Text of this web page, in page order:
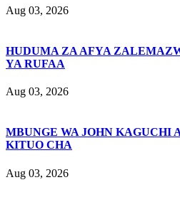
Aug 03, 2026
HUDUMA ZA AFYA
YA RUFAA
Aug 03, 2026
MBUNGE WA JOHN KAGUCHI
KITUO CHA
Aug 03, 2026